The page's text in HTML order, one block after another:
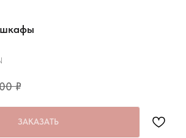
₽
ЗАКАЗАТЬ